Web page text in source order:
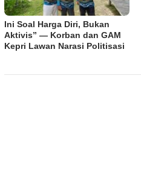
Ini Soal Harga Diri, Bukan
Aktivis” — Korban dan GAM
Kepri Lawan Narasi Politisasi